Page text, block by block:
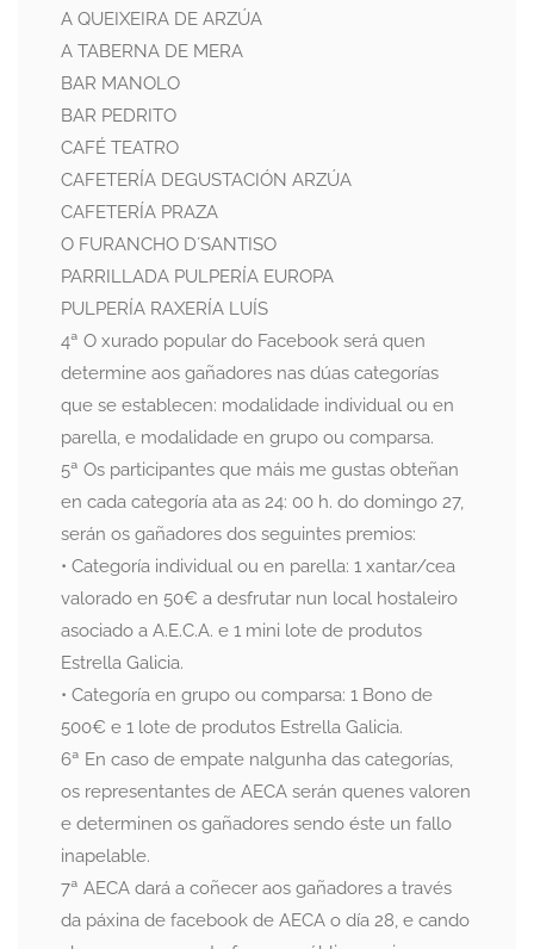
A QUEIXEIRA DE ARZÚA
A TABERNA DE MERA
BAR MANOLO
BAR PEDRITO
CAFÉ TEATRO
CAFETERÍA DEGUSTACIÓN ARZÚA
CAFETERÍA PRAZA
O FURANCHO D´SANTISO
PARRILLADA PULPERÍA EUROPA
PULPERÍA RAXERÍA LUÍS
4ª O xurado popular do Facebook será quen
determine aos gañadores nas dúas categorías
que se establecen: modalidade individual ou en
parella, e modalidade en grupo ou comparsa.
5ª Os participantes que máis me gustas obteñan
en cada categoría ata as 24: 00 h. do domingo 27,
serán os gañadores dos seguintes premios:
• Categoría individual ou en parella: 1 xantar/cea
valorado en 50€ a desfrutar nun local hostaleiro
asociado a A.E.C.A. e 1 mini lote de produtos
Estrella Galicia.
• Categoría en grupo ou comparsa: 1 Bono de
500€ e 1 lote de produtos Estrella Galicia.
6ª En caso de empate nalgunha das categorías,
os representantes de AECA serán quenes valoren
e determinen os gañadores sendo éste un fallo
inapelable.
7ª AECA dará a coñecer aos gañadores a través
da páxina de facebook de AECA o día 28, e cando